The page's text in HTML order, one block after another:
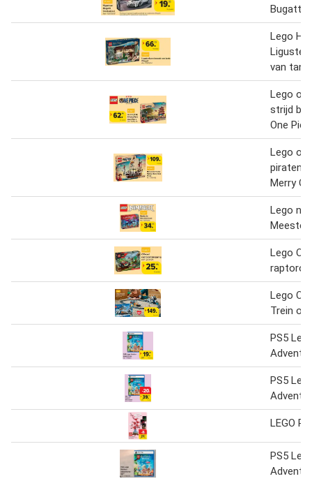
Bugatti
Lego
van
Lego
strijd bij
One
Lego
Merry
Lego
Lego
Lego
Trein op
PS5
PS5
LEGO
PS5